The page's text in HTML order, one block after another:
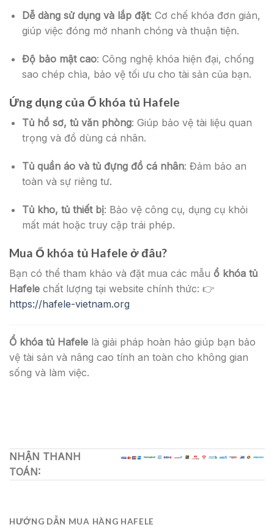
Dễ dàng sử dụng và lắp đặt: Cơ chế khóa đơn giản,
giúp việc đóng mở nhanh chóng và thuận tiện.
Độ bảo mật cao: Công nghệ khóa hiện đại, chống
sao chép chìa, bảo vệ tối ưu cho tài sản của bạn.
Ứng dụng của Ổ khóa tủ Hafele
Tủ hồ sơ, tủ văn phòng: Giúp bảo vệ tài liệu quan
trọng và đồ dùng cá nhân.
Tủ quần áo và tủ đựng đồ cá nhân: Đảm bảo an
toàn và sự riêng tư.
Tủ kho, tủ thiết bị: Bảo vệ công cụ, dụng cụ khỏi
mất mát hoặc truy cập trái phép.
Mua Ổ khóa tủ Hafele ở đâu?
Bạn có thể tham khảo và đặt mua các mẫu ổ khóa tủ
Hafele chất lượng tại website chính thức: 👉
https://hafele-vietnam.org
Ổ khóa tủ Hafele là giải pháp hoàn hảo giúp bạn bảo
vệ tài sản và nâng cao tính an toàn cho không gian
sống và làm việc.
NHẬN THANH
TOÁN:
HƯỚNG DẪN MUA HÀNG HAFELE